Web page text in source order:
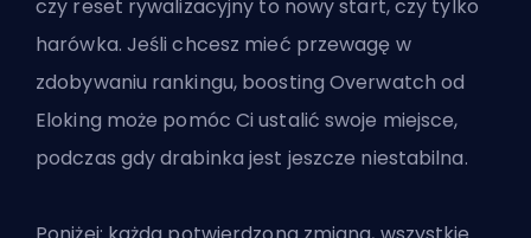
czy reset rywalizacyjny to nowy start, czy tylko
harówka. Jeśli chcesz mieć przewagę w
zdobywaniu rankingu, boosting Overwatch od
Eloking może pomóc Ci ustalić swoje miejsce,
podczas gdy drabinka jest jeszcze niestabilna.